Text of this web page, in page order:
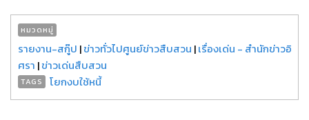
หมวดหมู่
รายงาน-สกู๊ป |ข่าวทั่วไปศูนย์ข่าวสืบสวน |เรื่องเด่น - สำนักข่าวอิ
ศรา |ข่าวเด่นสืบสวน
TAGS โยกงบใช้หนี้